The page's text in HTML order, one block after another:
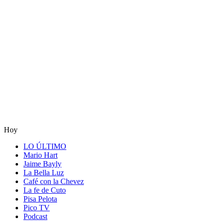
Hoy
LO ÚLTIMO
Mario Hart
Jaime Bayly
La Bella Luz
Café con la Chevez
La fe de Cuto
Pisa Pelota
Pico TV
Podcast